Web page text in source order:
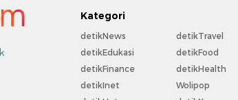
Kategori
detikNews
detikEdukasi
detikFinance
detikInet
detikTravel
detikFood
detikHealth
Wolipop